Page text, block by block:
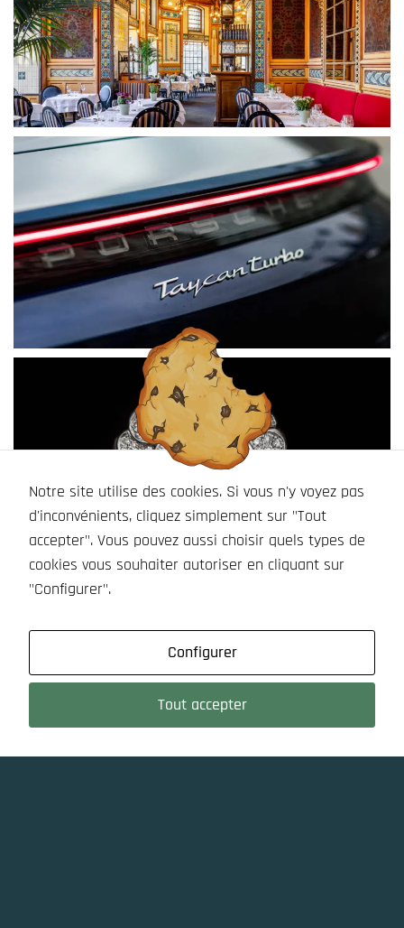
Notre site utilise des cookies. Si vous n'y voyez pas
d'inconvénients, cliquez simplement sur "Tout
accepter". Vous pouvez aussi choisir quels types de
cookies vous souhaiter autoriser en cliquant sur
"Configurer".
Configurer
Tout accepter